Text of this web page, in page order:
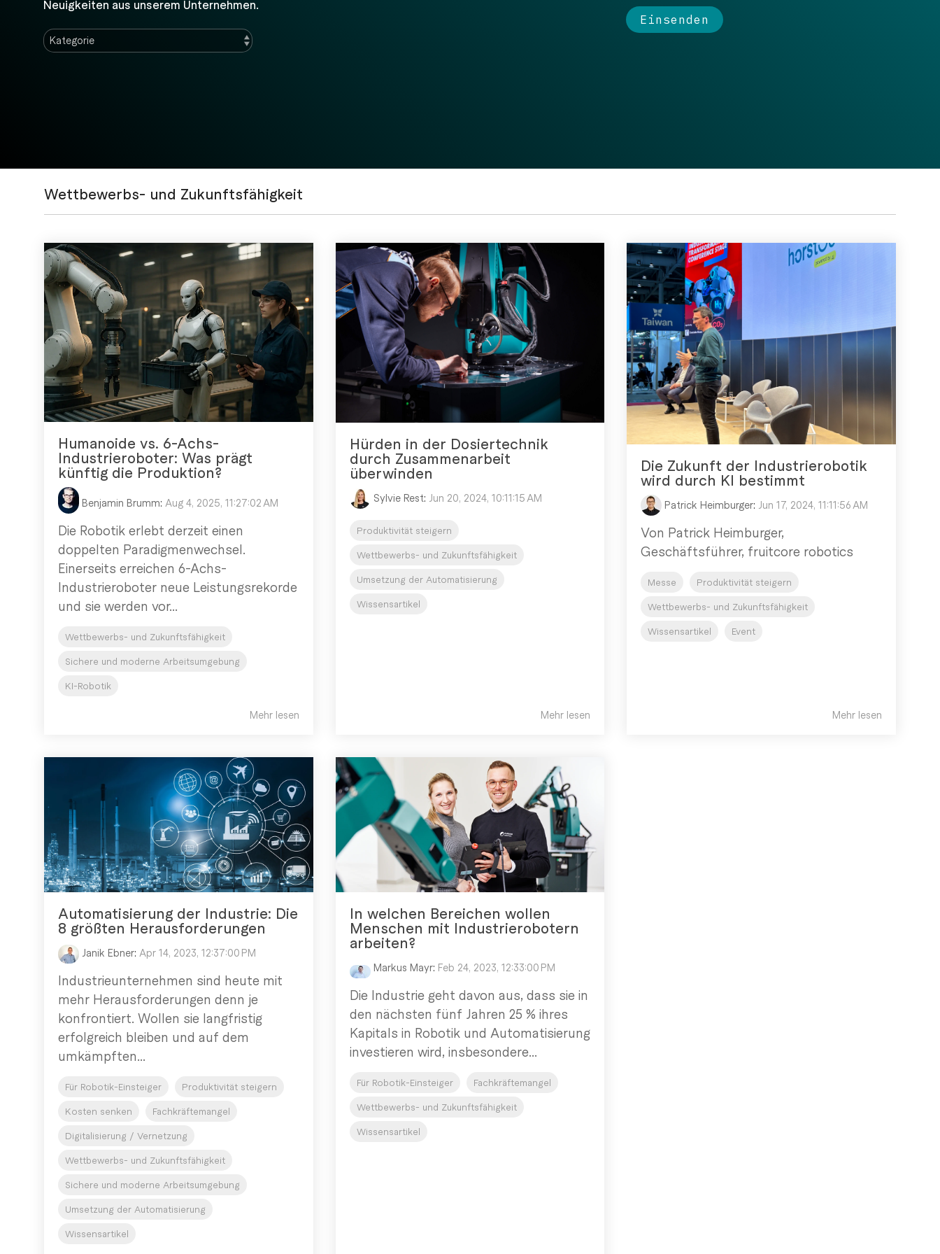
Neuigkeiten aus unserem Unternehmen.
Wettbewerbs- und Zukunftsfähigkeit
Humanoide vs. 6-Achs-
Industrieroboter: Was prägt
künftig die Produktion?
Benjamin Brumm: Aug 4, 2025, 11:27:02 AM
Die Robotik erlebt derzeit einen
doppelten Paradigmenwechsel.
Einerseits erreichen 6-Achs-
Industrieroboter neue Leistungsrekorde
und sie werden vor...
Wettbewerbs- und Zukunftsfähigkeit
Sichere und moderne Arbeitsumgebung
KI-Robotik
Mehr lesen
Hürden in der Dosiertechnik
durch Zusammenarbeit
überwinden
Sylvie Rest: Jun 20, 2024, 10:11:15 AM
Produktivität steigern
Wettbewerbs- und Zukunftsfähigkeit
Umsetzung der Automatisierung
Wissensartikel
Mehr lesen
Die Zukunft der Industrierobotik
wird durch KI bestimmt
Patrick Heimburger: Jun 17, 2024, 11:11:56 AM
Von Patrick Heimburger,
Geschäftsführer, fruitcore robotics
Messe Produktivität steigern
Wettbewerbs- und Zukunftsfähigkeit
Wissensartikel Event
Mehr lesen
Automatisierung der Industrie: Die
8 größten Herausforderungen
Janik Ebner: Apr 14, 2023, 12:37:00 PM
Industrieunternehmen sind heute mit
mehr Herausforderungen denn je
konfrontiert. Wollen sie langfristig
erfolgreich bleiben und auf dem
umkämpften...
Für Robotik-Einsteiger Produktivität steigern
Kosten senken Fachkräftemangel
Digitalisierung / Vernetzung
Wettbewerbs- und Zukunftsfähigkeit
Sichere und moderne Arbeitsumgebung
Umsetzung der Automatisierung
Wissensartikel
In welchen Bereichen wollen
Menschen mit Industrierobotern
arbeiten?
Markus Mayr: Feb 24, 2023, 12:33:00 PM
Die Industrie geht davon aus, dass sie in
den nächsten fünf Jahren 25 % ihres
Kapitals in Robotik und Automatisierung
investieren wird, insbesondere...
Für Robotik-Einsteiger Fachkräftemangel
Wettbewerbs- und Zukunftsfähigkeit
Wissensartikel